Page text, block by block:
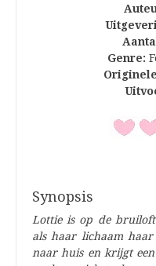
Genre:
Synopsis
Lottie is op de
als haar lichaam
naar huis en krijgt